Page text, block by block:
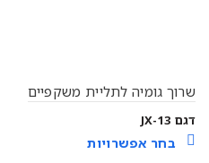
שרוך גומיה לתליית משקפיים
דגם JX-13
בחר אפשרויות